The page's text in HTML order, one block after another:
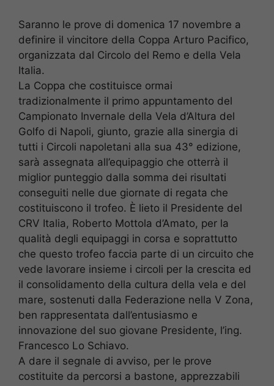
Saranno le prove di domenica 17 novembre a
definire il vincitore della Coppa Arturo Pacifico,
organizzata dal Circolo del Remo e della Vela
Italia.
La Coppa che costituisce ormai
tradizionalmente il primo appuntamento del
Campionato Invernale della Vela d’Altura del
Golfo di Napoli, giunto, grazie alla sinergia di
tutti i Circoli napoletani alla sua 43° edizione,
sarà assegnata all’equipaggio che otterrà il
miglior punteggio dalla somma dei risultati
conseguiti nelle due giornate di regata che
costituiscono il trofeo. È lieto il Presidente del
CRV Italia, Roberto Mottola d’Amato, per la
qualità degli equipaggi in corsa e soprattutto
che questo trofeo faccia parte di un circuito che
vede lavorare insieme i circoli per la crescita ed
il consolidamento della cultura della vela e del
mare, sostenuti dalla Federazione nella V Zona,
ben rappresentata dall’entusiasmo e
innovazione del suo giovane Presidente, l’ing.
Francesco Lo Schiavo.
A dare il segnale di avviso, per le prove
costituite da percorsi a bastone, apprezzabili